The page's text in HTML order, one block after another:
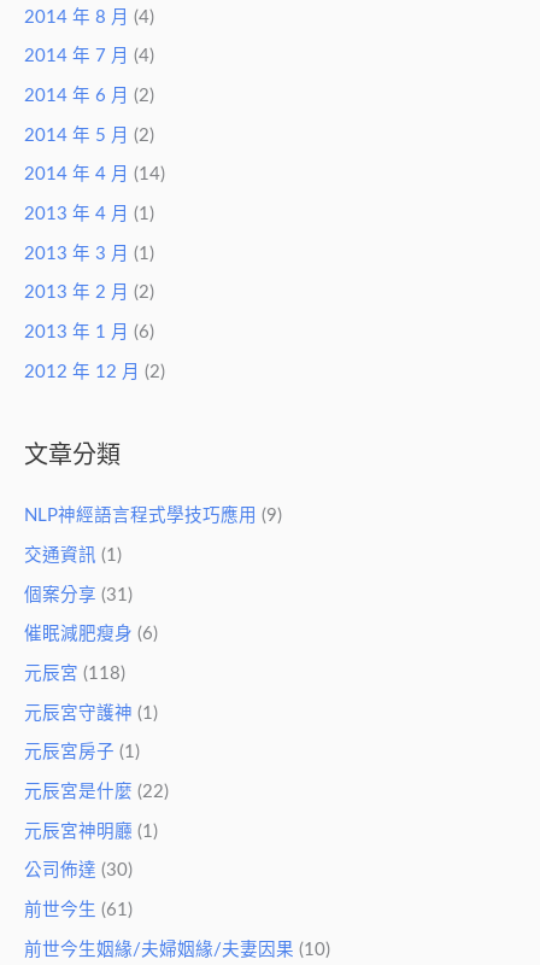
2014 年 8 月 (4)
2014 年 7 月 (4)
2014 年 6 月 (2)
2014 年 5 月 (2)
2014 年 4 月 (14)
2013 年 4 月 (1)
2013 年 3 月 (1)
2013 年 2 月 (2)
2013 年 1 月 (6)
2012 年 12 月 (2)
文章分類
NLP神經語言程式學技巧應用 (9)
交通資訊 (1)
個案分享 (31)
催眠減肥瘦身 (6)
元辰宮 (118)
元辰宮守護神 (1)
元辰宮房子 (1)
元辰宮是什麼 (22)
元辰宮神明廳 (1)
公司佈達 (30)
前世今生 (61)
前世今生姻緣/夫婦姻緣/夫妻因果 (10)